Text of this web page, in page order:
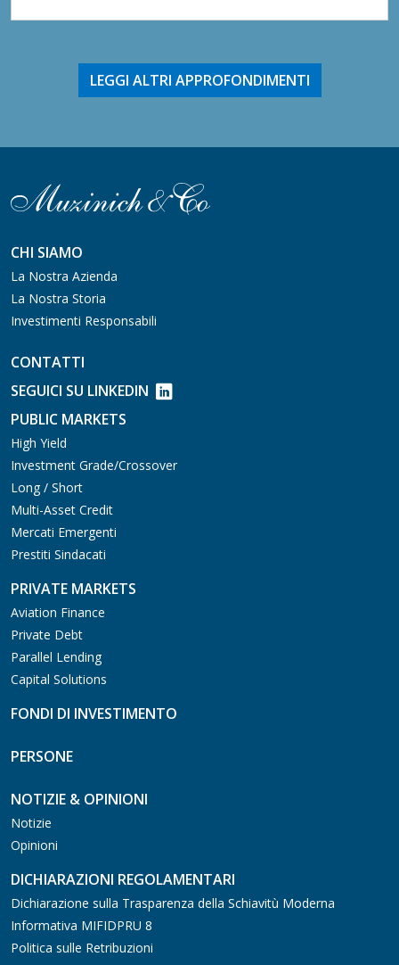
LEGGI ALTRI APPROFONDIMENTI
CHI SIAMO
La Nostra Azienda
La Nostra Storia
Investimenti Responsabili
CONTATTI
SEGUICI SU LINKEDIN
PUBLIC MARKETS
High Yield
Investment Grade/Crossover
Long / Short
Multi-Asset Credit
Mercati Emergenti
Prestiti Sindacati
PRIVATE MARKETS
Aviation Finance
Private Debt
Parallel Lending
Capital Solutions
FONDI DI INVESTIMENTO
PERSONE
NOTIZIE & OPINIONI
Notizie
Opinioni
DICHIARAZIONI REGOLAMENTARI
Dichiarazione sulla Trasparenza della Schiavitù Moderna
Informativa MIFIDPRU 8
Politica sulle Retribuzioni